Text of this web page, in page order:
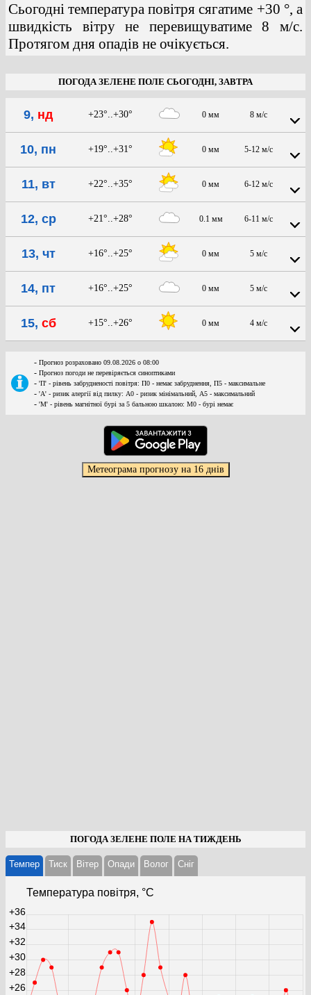
Сьогодні температура повітря сягатиме +30 °, а
швидкість вітру не перевищуватиме 8 м/с.
Протягом дня опадів не очікується.
ПОГОДА ЗЕЛЕНЕ ПОЛЕ СЬОГОДНІ, ЗАВТРА
9, нд +23°..+30° 0 мм 8 м/с
10, пн +19°..+31° 0 мм 5-12 м/с
11, вт +22°..+35° 0 мм 6-12 м/с
12, ср +21°..+28° 0.1 мм 6-11 м/с
13, чт +16°..+25° 0 мм 5 м/с
14, пт +16°..+25° 0 мм 5 м/с
15, сб +15°..+26° 0 мм 4 м/с
- Прогноз розраховано 09.08.2026 о 08:00
- Прогноз погоди не перевіряється синоптиками
- 'П' - рівень забрудненості повітря: П0 - немає забруднення, П5 - максимальне
- 'А' - ризик алергії від пилку: А0 - ризик мінімальний, А5 - максимальний
- 'М' - рівень магнітної бурі за 5 бальною шкалою: M0 - бурі немає
ПОГОДА ЗЕЛЕНЕ ПОЛЕ НА ТИЖДЕНЬ
Темпер Тиск Вітер Опади Волог Cніг
Температура повітря, °С
+26
+28
+30
+32
+34
+36